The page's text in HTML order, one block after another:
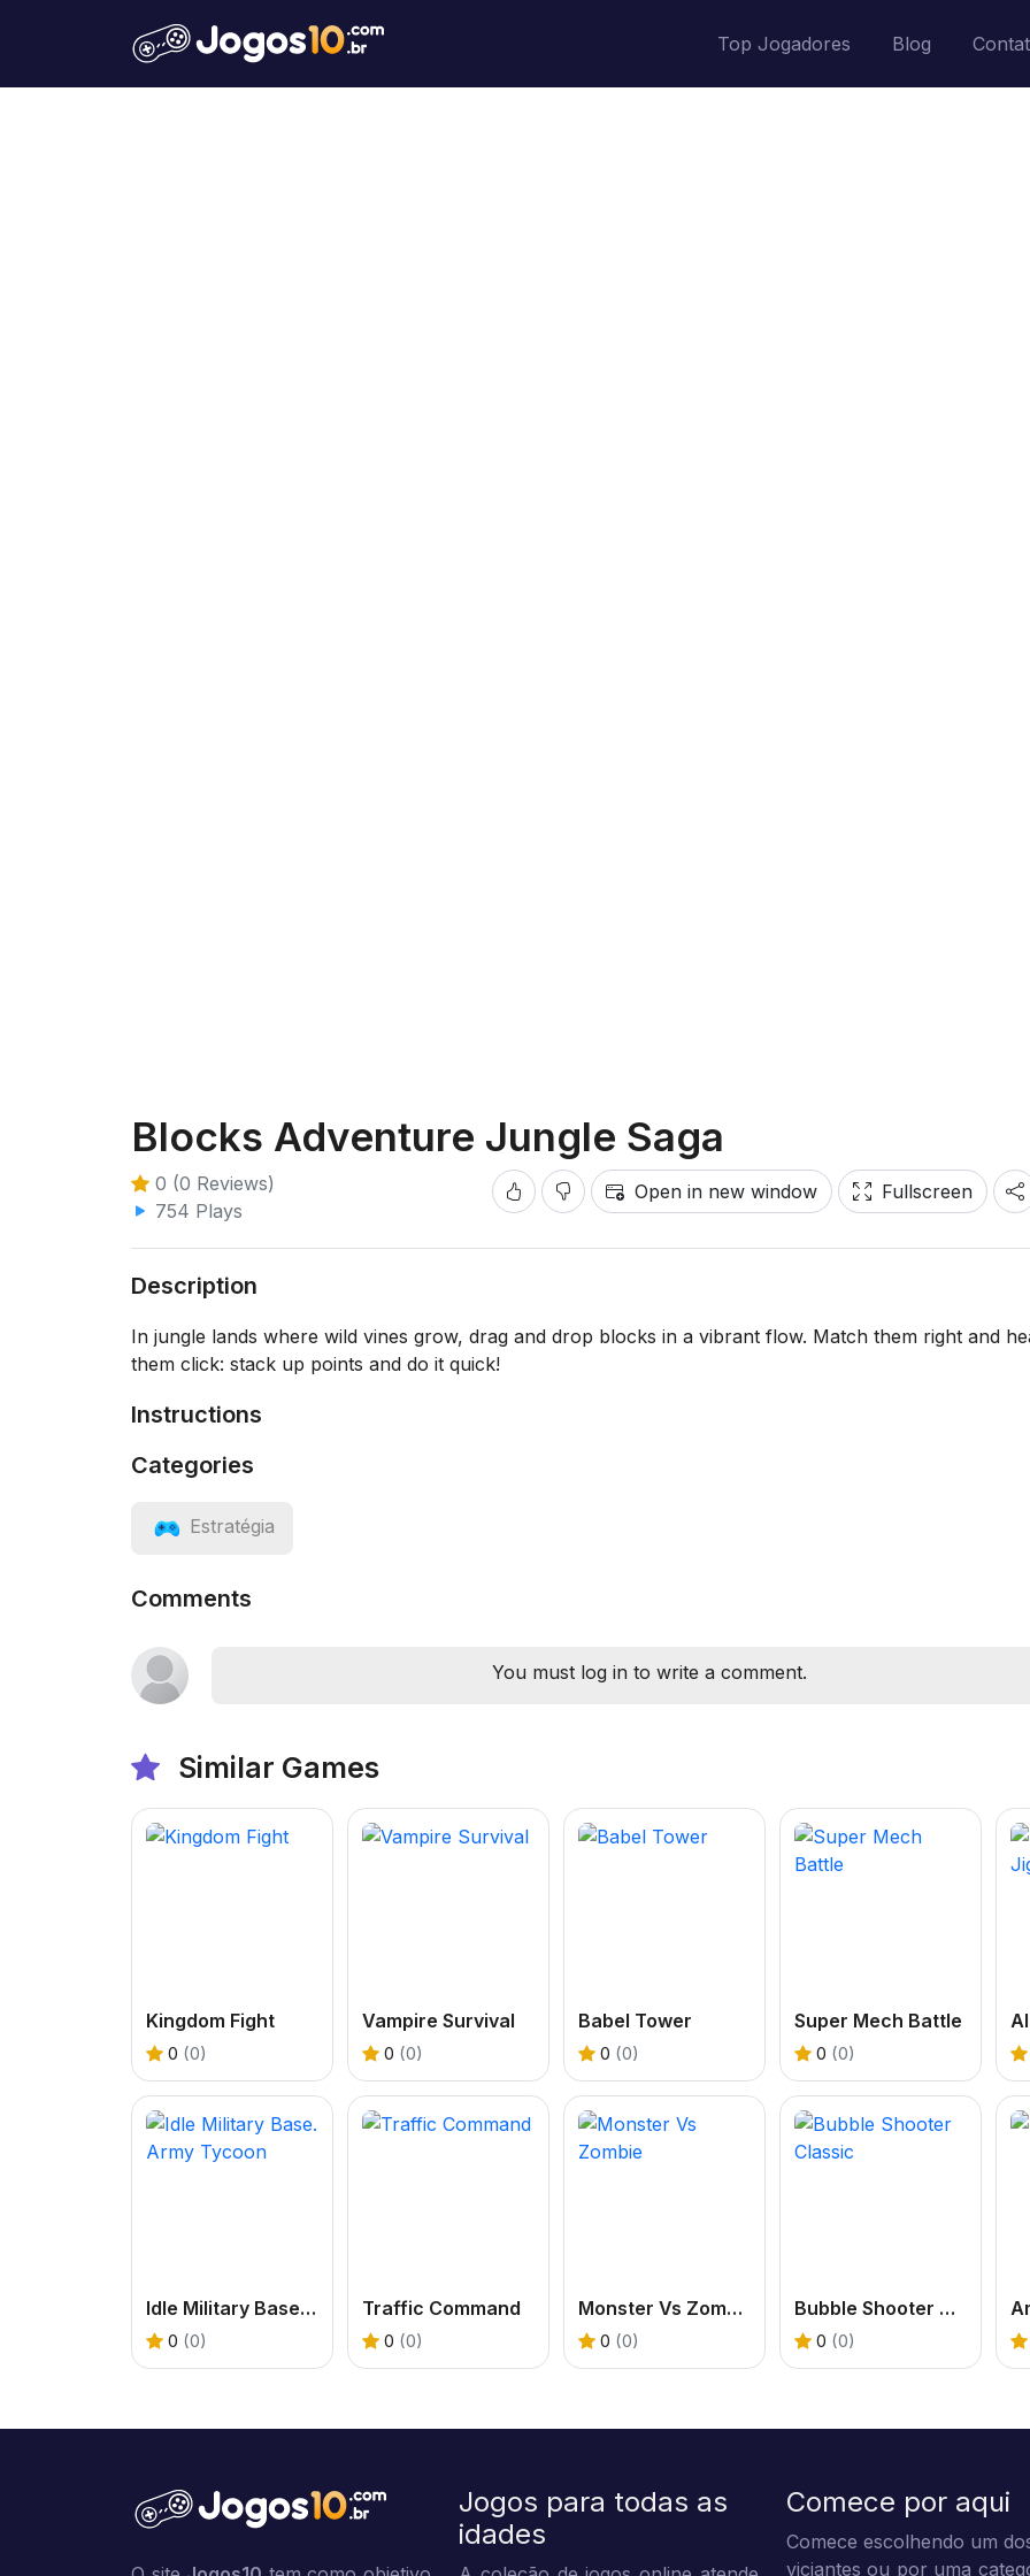
Top Jogadores Blog
Blocks Adventure Jungle Saga
0 (0 Reviews)
754 Plays
Open in new window Fullscreen
Description
In jungle lands where wild vines grow, drag and drop blocks in a vibrant flow. Match them right and
them click: stack up points and do it quick!
Instructions
Categories
Estratégia
Comments
You must log in to write a comment.
Similar Games
Kingdom Fight
0 (0)
Vampire Survival
0 (0)
Babel Tower
0 (0)
Super Mech Battle
0 (0)
Idle Military Base. Army Tycoon
0 (0)
Traffic Command
0 (0)
Monster Vs Zombie
0 (0)
Bubble Shooter Classic
0 (0)
Jogos para todas as
idades
Comece por aqui
Comece escolhendo um
viciantes ou por uma